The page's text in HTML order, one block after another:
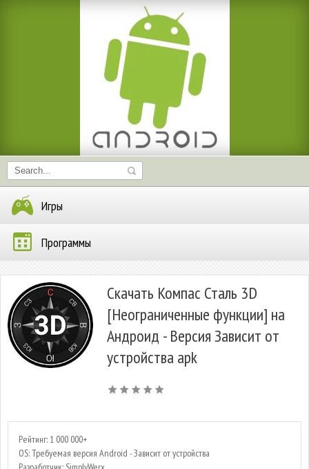
Игры
Программы
Скачать Компас Сталь 3D
[Неограниченные функции] на
Андроид - Версия Зависит от
устройства apk
Рейтинг: 1 000 000+
OS: Требуемая версия Android - Зависит от устройства